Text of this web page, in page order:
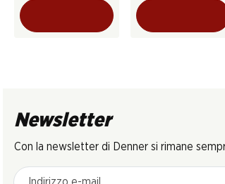
Newsletter
Con la newsletter di Denner si rimane
Indirizzo e-mail